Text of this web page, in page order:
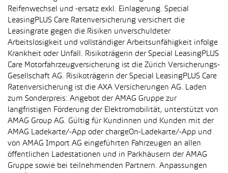
Reifenwechsel und -ersatz exkl. Einlagerung. Special
LeasingPLUS Care Ratenversicherung versichert die
Leasingrate gegen die Risiken unverschuldeter
Arbeitslosigkeit und vollständiger Arbeitsunfähigkeit infolge
Krankheit oder Unfall. Risikoträgerin der Special LeasingPLUS
Care Motorfahrzeugversicherung ist die Zürich Versicherungs-
Gesellschaft AG. Risikoträgerin der Special LeasingPLUS Care
Ratenversicherung ist die AXA Versicherungen AG. Laden
zum Sonderpreis: Angebot der AMAG Gruppe zur
langfristigen Förderung der Elektromobilität, unterstützt von
AMAG Group AG. Gültig für Kundinnen und Kunden mit der
AMAG Ladekarte/-App oder chargeOn-Ladekarte/-App und
von AMAG Import AG eingeführten Fahrzeugen an allen
öffentlichen Ladestationen und in Parkhäusern der AMAG
Gruppe sowie bei teilnehmenden Partnern. Anpassungen